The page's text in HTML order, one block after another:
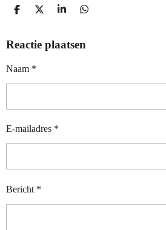
D
E
D
L
S
R
D
E
Reactie plaatsen
Naam *
E-mailadres *
Bericht *